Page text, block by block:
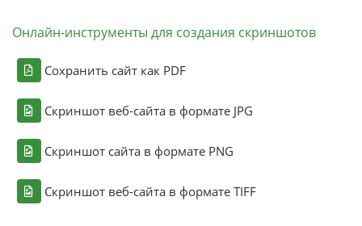
Онлайн-инструменты для создания скриншотов
Сохранить сайт как PDF
Скриншот веб-сайта в формате JPG
Скриншот сайта в формате PNG
Скриншот веб-сайта в формате TIFF